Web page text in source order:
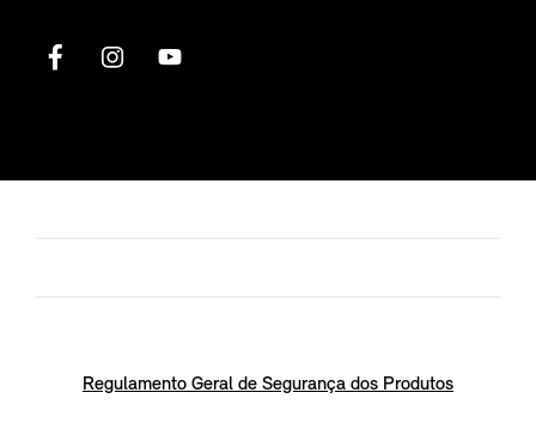
Regulamento Geral de Segurança dos Produtos